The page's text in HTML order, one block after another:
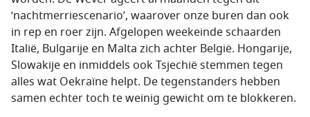
‘nachtmerriescenario’, waarover onze buren dan ook
in rep en roer zijn. Afgelopen weekeinde schaarden
Italië, Bulgarije en Malta zich achter België. Hongarije,
Slowakije en inmiddels ook Tsjechië stemmen tegen
alles wat Oekraïne helpt. De tegenstanders hebben
samen echter toch te weinig gewicht om te blokkeren.